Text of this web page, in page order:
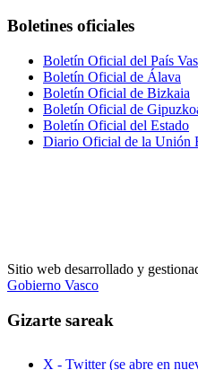
Boletines oficiales
Boletín Oficial del País
Boletín Oficial de Álava
Boletín Oficial de Bizkaia
Boletín Oficial de
Boletín Oficial del Estado
Diario Oficial de la Unión
Sitio web desarrollado y
Gobierno Vasco
Gizarte sareak
X - Twitter (se abre en